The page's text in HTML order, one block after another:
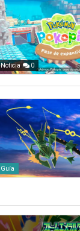
Noticia 0
Guía